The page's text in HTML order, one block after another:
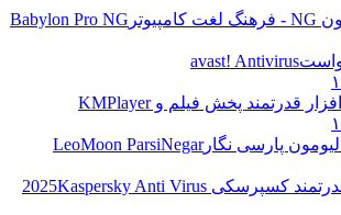
Babylon Pro NG
avast!
قدرتمند پخش فیلم وKMPlayer
پارسی نگارLeoMoon ParsiNegar
2025
Kaspersky Anti Virus